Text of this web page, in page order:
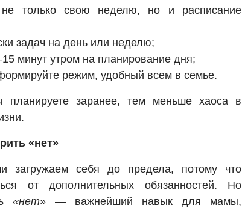
не только свою неделю, но и расписание
задач на день или неделю;
минут утром на планирование дня;
режим, удобный всем в семье.
заранее, тем меньше хаоса в
«нет»
загружаем себя до предела, потому что
от дополнительных обязанностей. Но
«нет» — важнейший навык для мамы,